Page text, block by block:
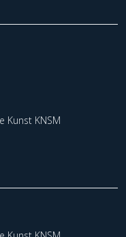
Kunst KNSM